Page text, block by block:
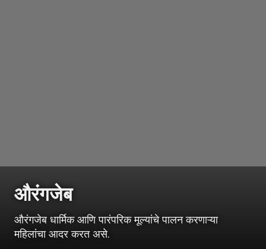
औरंगजेब
औरंगजेब धार्मिक आणि पारंपरिक मूल्यांचे पालन करणाऱ्या
महिलांचा आदर करत असे.